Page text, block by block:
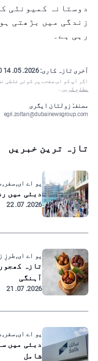
دوستانہ کمیونٹی
زندگی میں بڑھتی
رہی ہے۔
آخری تازہ کاری:2026. 05. 14 00:30
اگر آپ کو اس صفحے پر کوئی غلطی
مطلع کریں ۔
مصنف: زولتان ایگری
egri.zoltan@dubainewsgroup.com
تازہ ترین خبریں
یو اے ای,
دبئی میں
2026. 07. 22
یو اے ای, طرزِ
تازہ
آہنگی
2026. 07. 21
یو اے ای,
شامل